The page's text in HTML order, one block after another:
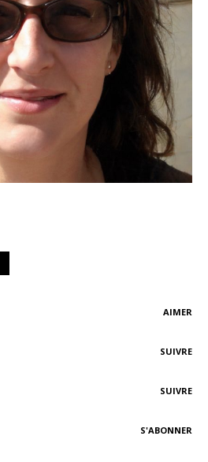
AIMER
SUIVRE
SUIVRE
S'ABONNER